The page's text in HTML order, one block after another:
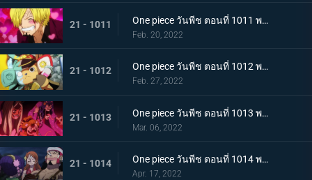
21 - 1011 One piece วันพีช ตอนที่ 1011 พากย์ไทย ดีก็แย่แล้ว! แมงมุมล่อลวงซันจิ
Feb. 20, 2022
21 - 1012 One piece วันพีช ตอนที่ 1012 พากย์ไทย เดินหมากผิดเกม! เพลิงของนกอมตะมัลโก้
Feb. 27, 2022
21 - 1013 One piece วันพีช ตอนที่ 1013 พากย์ไทย อดีตของยาโมโตะ ชายผู้หมายหัว 4 จักรพรรดิ
Mar. 06, 2022
21 - 1014 One piece วันพีช ตอนที่ 1014 พากย์ไทย น้ำตาของมัลโก้! สายสัมพันธ์ของกลุ่มโจรสลัดหนวดขาว
Apr. 17, 2022